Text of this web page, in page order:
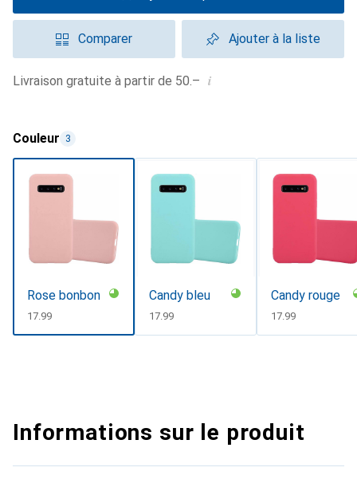
Comparer Ajouter à la liste
Livraison gratuite à partir de 50.– i
Couleur 3
Rose bonbon
CHF
17.99
Candy bleu
CHF
17.99
Candy rouge
CHF
17.99
Informations sur le produit